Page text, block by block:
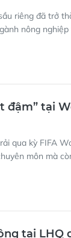
riêng đã trở
nông
đậm” tại
qua kỳ FIFA
môn mà
tại LHQ